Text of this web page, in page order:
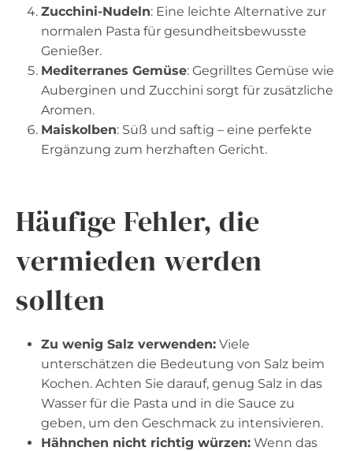
Zucchini-Nudeln: Eine leichte Alternative zur
normalen Pasta für gesundheitsbewusste
Genießer.
Mediterranes Gemüse: Gegrilltes Gemüse wie
Auberginen und Zucchini sorgt für zusätzliche
Aromen.
Maiskolben: Süß und saftig – eine perfekte
Ergänzung zum herzhaften Gericht.
Häufige Fehler, die
vermieden werden
sollten
Zu wenig Salz verwenden: Viele
unterschätzen die Bedeutung von Salz beim
Kochen. Achten Sie darauf, genug Salz in das
Wasser für die Pasta und in die Sauce zu
geben, um den Geschmack zu intensivieren.
Hähnchen nicht richtig würzen: Wenn das